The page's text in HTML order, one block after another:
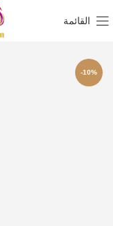
القائمة
-10%